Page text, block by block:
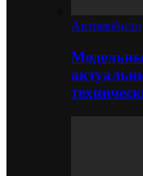
Автомобили